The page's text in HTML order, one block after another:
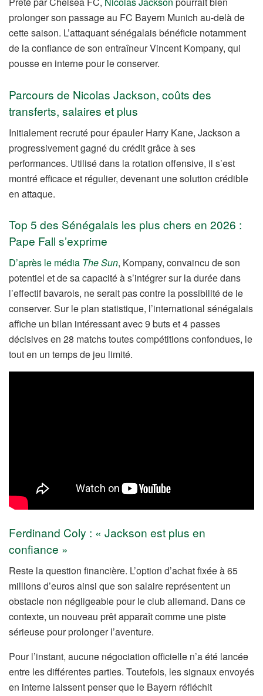
prolonger son passage au FC Bayern Munich au-delà de
cette saison. L’attaquant sénégalais bénéficie notamment
de la confiance de son entraîneur Vincent Kompany, qui
pousse en interne pour le conserver.
Parcours de Nicolas Jackson, coûts des
transferts, salaires et plus
Initialement recruté pour épauler Harry Kane, Jackson a
progressivement gagné du crédit grâce à ses
performances. Utilisé dans la rotation offensive, il s’est
montré efficace et régulier, devenant une solution crédible
en attaque.
Top 5 des Sénégalais les plus chers en 2026 :
Pape Fall s’exprime
D’après le média The Sun, Kompany, convaincu de son
potentiel et de sa capacité à s’intégrer sur la durée dans
l’effectif bavarois, ne serait pas contre la possibilité de le
conserver. Sur le plan statistique, l’international sénégalais
affiche un bilan intéressant avec 9 buts et 4 passes
décisives en 28 matchs toutes compétitions confondues, le
tout en un temps de jeu limité.
Ferdinand Coly : « Jackson est plus en
confiance »
Reste la question financière. L’option d’achat fixée à 65
millions d’euros ainsi que son salaire représentent un
obstacle non négligeable pour le club allemand. Dans ce
contexte, un nouveau prêt apparaît comme une piste
sérieuse pour prolonger l’aventure.
Pour l’instant, aucune négociation officielle n’a été lancée
entre les différentes parties. Toutefois, les signaux envoyés
en interne laissent penser que le Bayern réfléchit